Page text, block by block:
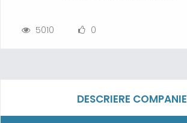
5010 0
DESCRIERE COMPANIE